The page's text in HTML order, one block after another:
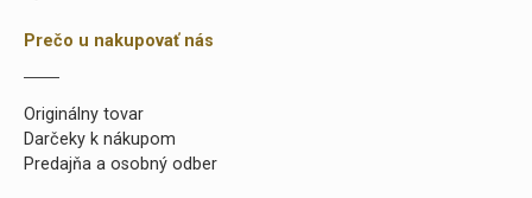
Prečo u nakupovať nás
Originálny tovar
Darčeky k nákupom
Predajňa a osobný odber